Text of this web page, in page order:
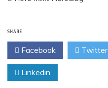
SHARE
Facebook Twitter
Linkedin